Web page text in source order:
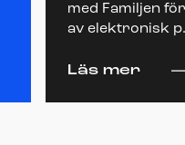
med Familjen
av elektronisk
Läs mer